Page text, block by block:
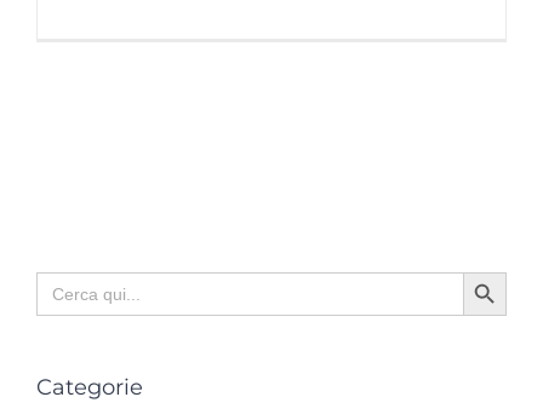
Search
for:
Search Button
Categorie